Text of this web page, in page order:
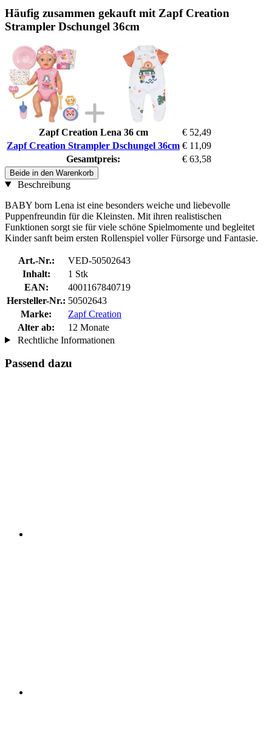
Häufig zusammen gekauft mit Zapf Creation
Strampler Dschungel 36cm
Zapf Creation Lena 36 cm
€ 52,49
Zapf Creation Strampler Dschungel 36cm € 11,09
Gesamtpreis:
€ 63,58
Beide in den Warenkorb
Beschreibung
BABY born Lena ist eine besonders weiche und liebevolle
Puppenfreundin für die Kleinsten. Mit ihren realistischen
Funktionen sorgt sie für viele schöne Spielmomente und begleitet
Kinder sanft beim ersten Rollenspiel voller Fürsorge und Fantasie.
Art.-Nr.:
VED-50502643
Inhalt:
1 Stk
EAN:
4001167840719
Hersteller-Nr.: 50502643
Marke:
Zapf Creation
Alter ab:
12 Monate
Rechtliche Informationen
Passend dazu